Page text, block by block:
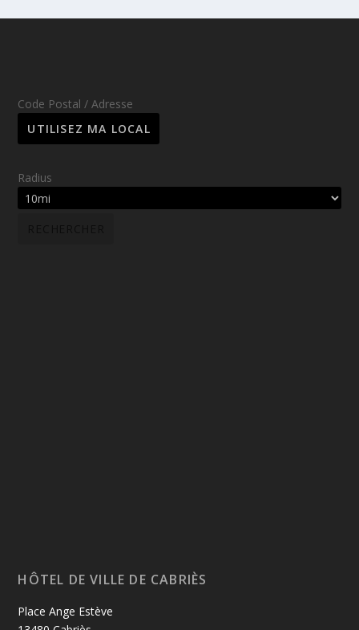
Code Postal / Adresse
Radius
HÔTEL DE VILLE DE CABRIÈS
Place Ange Estève